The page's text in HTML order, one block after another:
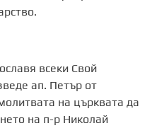
всеки Свой
ап. Петър от
на църквата да
на п-р Николай